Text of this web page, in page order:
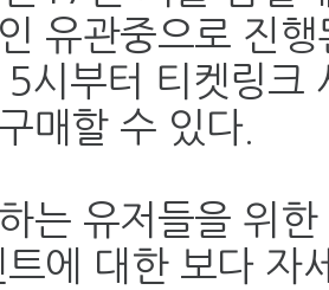
유관중으로 진
시부터 티켓링크
매할 수 있다.
는 유저들을 위
에 대한 보다 자